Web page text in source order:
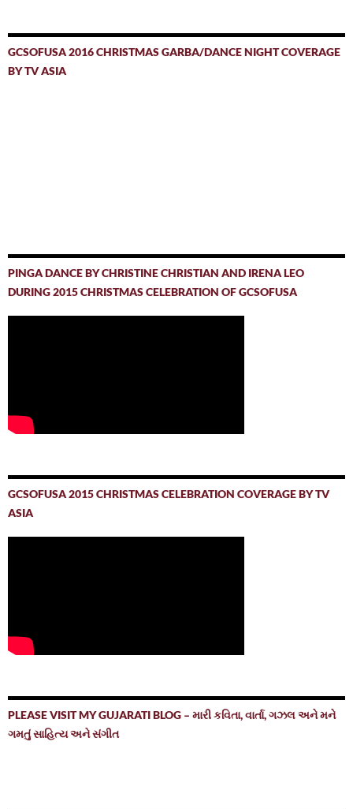
GCSOFUSA 2016 CHRISTMAS GARBA/DANCE NIGHT COVERAGE
BY TV ASIA
PINGA DANCE BY CHRISTINE CHRISTIAN AND IRENA LEO
DURING 2015 CHRISTMAS CELEBRATION OF GCSOFUSA
GCSOFUSA 2015 CHRISTMAS CELEBRATION COVERAGE BY TV
ASIA
PLEASE VISIT MY GUJARATI BLOG – મારી કવિતા, વાર્તા, ગઝલ અને મને
ગમતું સાહિત્ય અને સંગીત